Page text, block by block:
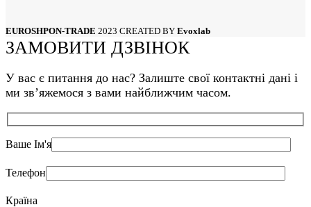
Одеса
Полтава
Тернопіль
Харків
EUROSHPON-TRADE 2023 CREATED BY Evoxlab
ЗАМОВИТИ ДЗВІНОК
У вас є питання до нас? Залиште свої контактні дані і
ми звʼяжемося з вами найближчим часом.
Ваше Ім'я
Телефон
Країна